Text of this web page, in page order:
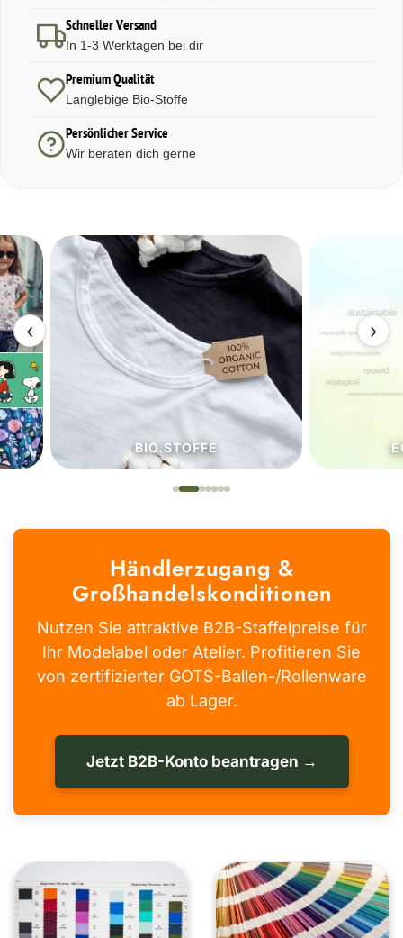
Schneller Versand
In 1-3 Werktagen bei dir
Premium Qualität
Langlebige Bio-Stoffe
Persönlicher Service
Wir beraten dich gerne
‹
BIO.STOFFE
›
Händlerzugang &
Großhandelskonditionen
Nutzen Sie attraktive B2B-Staffelpreise für
Ihr Modelabel oder Atelier. Profitieren Sie
von zertifizierter GOTS-Ballen-/Rollenware
ab Lager.
Jetzt B2B-Konto beantragen →